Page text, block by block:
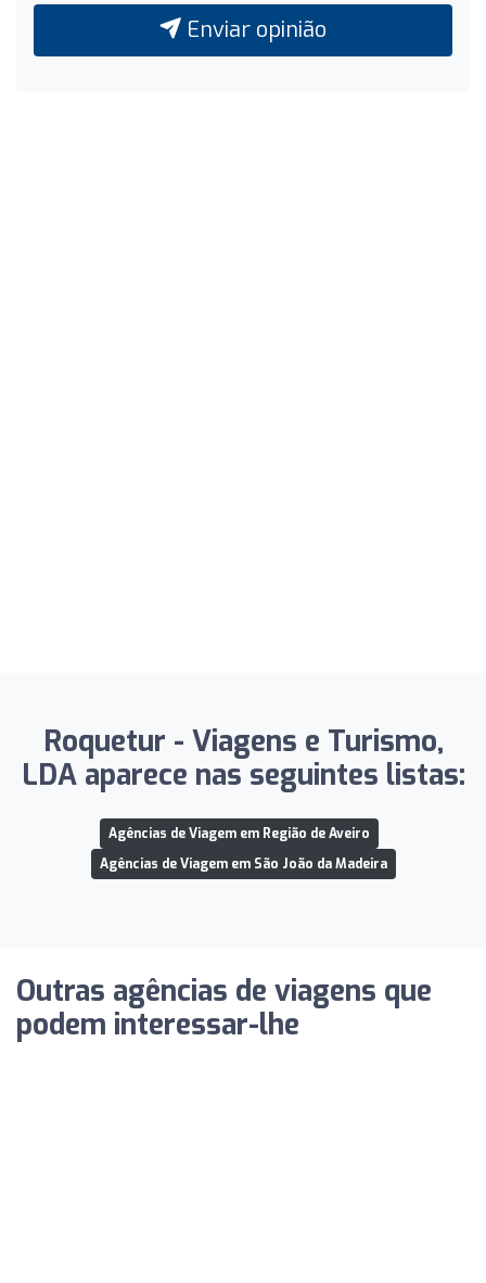
Enviar opinião
Roquetur - Viagens e Turismo,
LDA aparece nas seguintes listas:
Agências de Viagem em Região de Aveiro
Agências de Viagem em São João da Madeira
Outras agências de viagens que
podem interessar-lhe